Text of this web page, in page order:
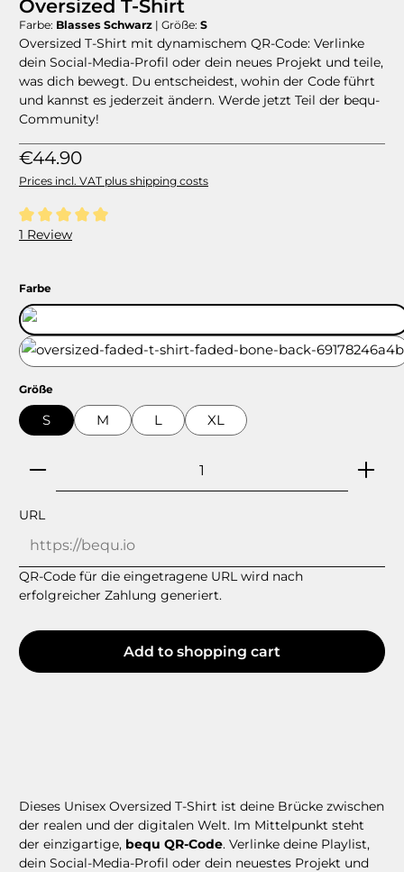
Oversized T-Shirt
Farbe: Blasses Schwarz | Größe: S
Oversized T-Shirt mit dynamischem QR-Code: Verlinke
dein Social-Media-Profil oder dein neues Projekt und teile,
was dich bewegt. Du entscheidest, wohin der Code führt
und kannst es jederzeit ändern. Werde jetzt Teil der bequ-
Community!
Regular price:
€44.90
Prices incl. VAT plus shipping costs
Average rating of 5 out of 5 stars
1 Review
Select
Farbe
Select
Größe
S M L XL
Product Quantity: Enter the desired amount
URL
QR-Code für die eingetragene URL wird nach
erfolgreicher Zahlung generiert.
Add to shopping cart
Dieses Unisex Oversized T-Shirt ist deine Brücke zwischen
der realen und der digitalen Welt. Im Mittelpunkt steht
der einzigartige, bequ QR-Code. Verlinke deine Playlist,
dein Social-Media-Profil oder dein neuestes Projekt und